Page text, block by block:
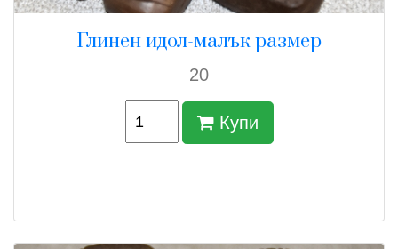
Глинен идол-малък размер
20
Купи